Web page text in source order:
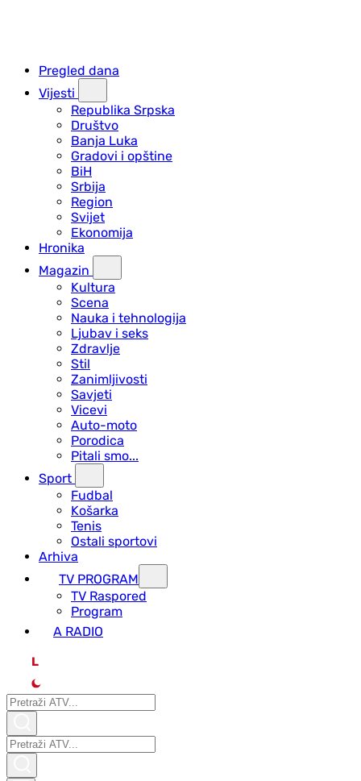
Pregled dana
Vijesti
Republika Srpska
Društvo
Banja Luka
Gradovi i opštine
BiH
Srbija
Region
Svijet
Ekonomija
Hronika
Magazin
Kultura
Scena
Nauka i tehnologija
Ljubav i seks
Zdravlje
Stil
Zanimljivosti
Savjeti
Vicevi
Auto-moto
Porodica
Pitali smo...
Sport
Fudbal
Košarka
Tenis
Ostali sportovi
Arhiva
TV PROGRAM
ТV Raspored
Program
A RADIO
L